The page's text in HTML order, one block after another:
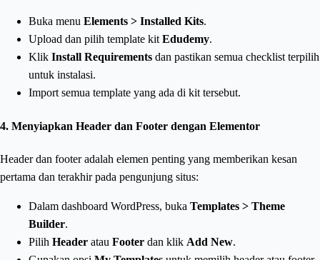
Buka menu Elements > Installed Kits.
Upload dan pilih template kitEdudemy.
Klik Install Requirements dan pastikan semua checklist terpilih
untuk instalasi.
Import semua template yang ada di kit tersebut.
4. Menyiapkan Header dan Footer dengan Elementor
Header dan footer adalah elemen penting yang memberikan kesan
pertama dan terakhir pada pengunjung situs:
Dalam dashboard WordPress, buka Templates > Theme
Builder.
Pilih Header atau Footer dan klik Add New.